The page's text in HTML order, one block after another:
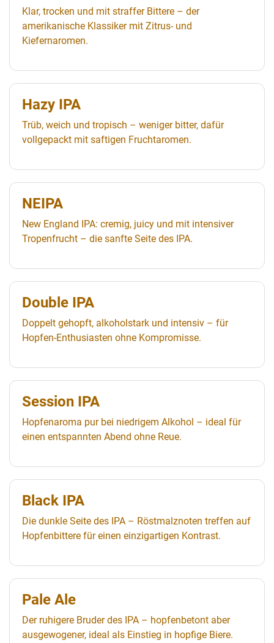
Klar, trocken und mit straffer Bittere – der
amerikanische Klassiker mit Zitrus- und
Kiefernaromen.
Hazy IPA
Trüb, weich und tropisch – weniger bitter, dafür
vollgepackt mit saftigen Fruchtaromen.
NEIPA
New England IPA: cremig, juicy und mit intensiver
Tropenfrucht – die sanfte Seite des IPA.
Double IPA
Doppelt gehopft, alkoholstark und intensiv – für
Hopfen-Enthusiasten ohne Kompromisse.
Session IPA
Hopfenaroma pur bei niedrigem Alkohol – ideal für
einen entspannten Abend ohne Reue.
Black IPA
Die dunkle Seite des IPA – Röstmalznoten treffen auf
Hopfenbittere für einen einzigartigen Kontrast.
Pale Ale
Der ruhigere Bruder des IPA – hopfenbetont aber
ausgewogener, ideal als Einstieg in hopfige Biere.